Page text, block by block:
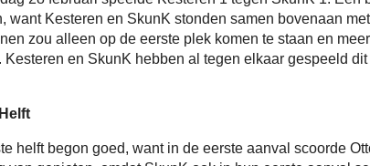
want Kesteren en SkunK stonden samen bovenaan
zou alleen op de eerste plek komen te staan en
Kesteren en SkunK hebben al tegen elkaar gespeeld
helft begon goed, want in de eerste aanval scoorde